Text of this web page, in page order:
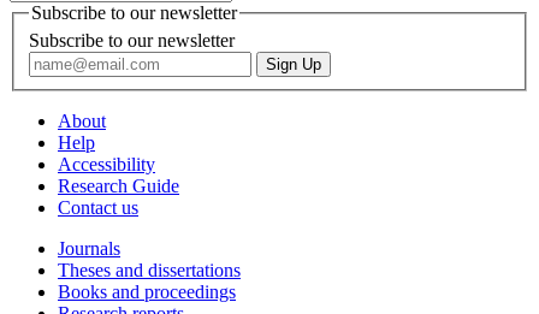
Subscribe to our newsletter
Subscribe to our newsletter
About
Help
Accessibility
Research Guide
Contact us
Journals
Theses and dissertations
Books and proceedings